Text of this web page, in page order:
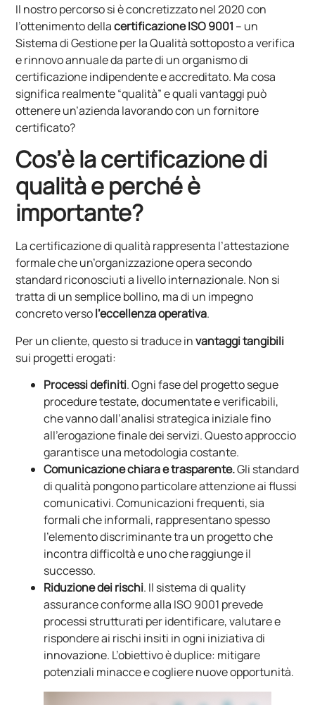
Il nostro percorso si è concretizzato nel 2020 con
l’ottenimento dellacertificazione ISO 9001 – un
Sistema di Gestione per la Qualità sottoposto a verifica
e rinnovo annuale da parte di un organismo di
certificazione indipendente e accreditato. Ma cosa
significa realmente “qualità” e quali vantaggi può
ottenere un’azienda lavorando con un fornitore
certificato?
Cos’è la certificazione di
qualità e perché è
importante?
La certificazione di qualità rappresenta l’attestazione
formale che un’organizzazione opera secondo
standard riconosciuti a livello internazionale. Non si
tratta di un semplice bollino, ma di un impegno
concreto versol’eccellenza operativa.
Per un cliente, questo si traduce invantaggi tangibili
sui progetti erogati:
Processi definiti. Ogni fase del progetto segue
procedure testate, documentate e verificabili,
che vanno dall’analisi strategica iniziale fino
all’erogazione finale dei servizi. Questo approccio
garantisce una metodologia costante.
Comunicazione chiara e trasparente.Gli standard
di qualità pongono particolare attenzione ai flussi
comunicativi. Comunicazioni frequenti, sia
formali che informali, rappresentano spesso
l’elemento discriminante tra un progetto che
incontra difficoltà e uno che raggiunge il
successo.
Riduzione dei rischi. Il sistema di quality
assurance conforme alla ISO 9001 prevede
processi strutturati per identificare, valutare e
rispondere ai rischi insiti in ogni iniziativa di
innovazione. L’obiettivo è duplice: mitigare
potenziali minacce e cogliere nuove opportunità.